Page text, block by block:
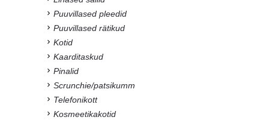
Puuvillased pleedid
Puuvillased rätikud
Kotid
Kaarditaskud
Pinalid
Scrunchie/patsikumm
Telefonikott
Kosmeetikakotid